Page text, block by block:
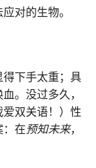
对的生物。
下手太重；具
。没过多久，
双关语！）性
在预知未来，